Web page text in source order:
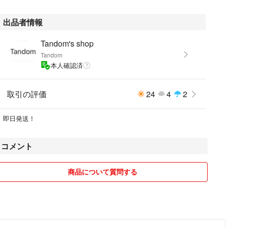
出品者情報
Tandom's shop
Tandom
本人確認済
取引の評価 24 4 2
即日発送！
コメント
商品について質問する